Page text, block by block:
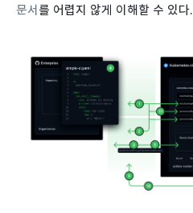
문서 를 어렵지 않게 이해할 수 있다.